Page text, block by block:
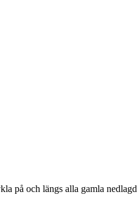
på och längs alla gamla